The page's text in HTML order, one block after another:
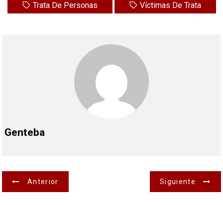
Trata De Personas
Víctimas De Trata
Genteba
N
Anterior Siguiente